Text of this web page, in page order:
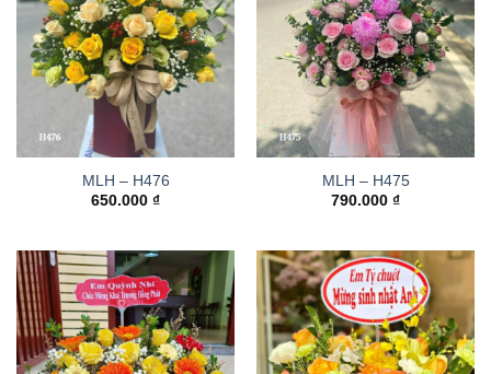
MLH – H476
650.000 ₫
MLH – H475
790.000 ₫